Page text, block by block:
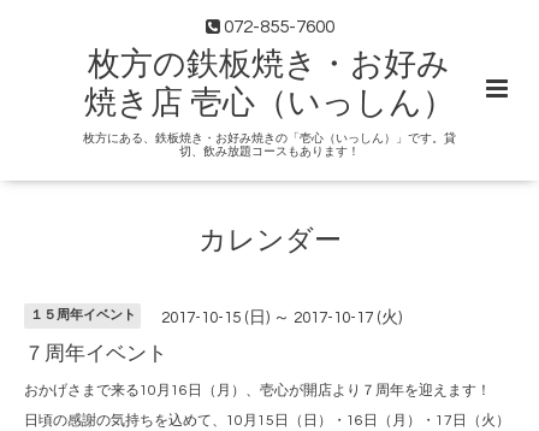
072-855-7600
枚方の鉄板焼き・お好み
焼き店 壱心（いっしん）
枚方にある、鉄板焼き・お好み焼きの「壱心（いっしん）」です。貸
切、飲み放題コースもあります！
カレンダー
１５周年イベント 2017-10-15 (日) ～ 2017-10-17 (火)
７周年イベント
おかげさまで来る10月16日（月）、壱心が開店より７周年を迎えます！
日頃の感謝の気持ちを込めて、10月15日（日）・16日（月）・17日（火）